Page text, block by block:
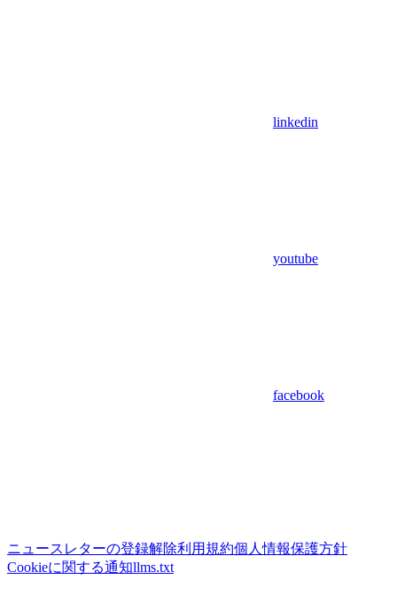
linkedin
youtube
facebook
ニュースレターの登録解除利用規約個人情報保護方針
Cookieに関する通知llms.txt